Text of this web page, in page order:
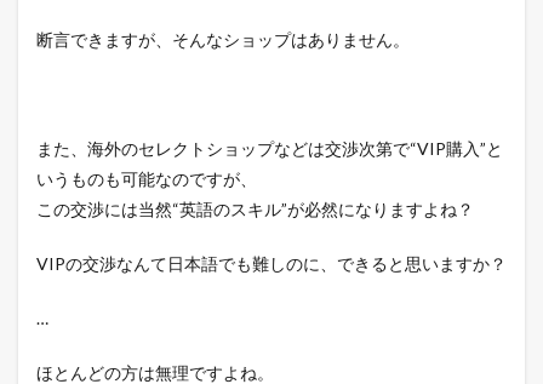
断言できますが、そんなショップはありません。
また、海外のセレクトショップなどは交渉次第で“VIP購入”と
いうものも可能なのですが、
この交渉には当然“英語のスキル”が必然になりますよね？
VIPの交渉なんて日本語でも難しのに、できると思いますか？
…
ほとんどの方は無理ですよね。